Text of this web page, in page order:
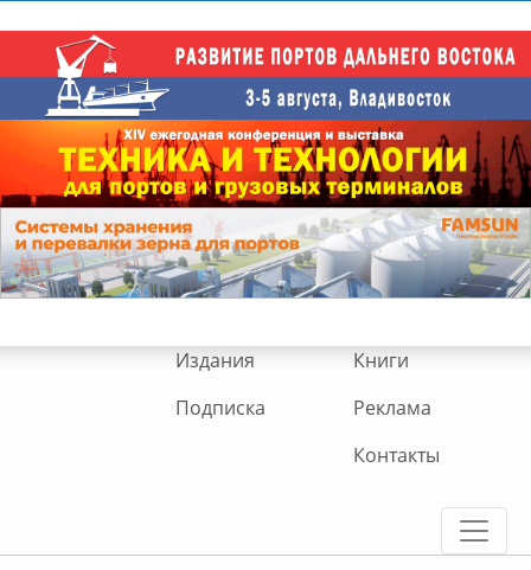
Издания
Книги
Подписка
Реклама
Контакты